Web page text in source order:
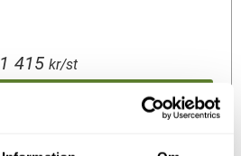
1 415 kr/st